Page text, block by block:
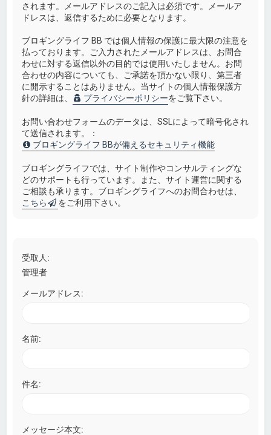
されます。メールアドレスのご記入は必須です。メールア
ドレスは、返信するために必要となります。
ブロギングライフ BB では個人情報の保護に最大限の注意を
払っております。ご入力されたメールアドレスは、お問合
わせに対する返信以外の目的では使用いたしません。お問
合わせの内容についても、ご承諾を頂かない限り、第三者
に開示することはありません。当サイトの個人情報保護方
針の詳細は、
プライバシーポリシーをご覧下さい。
お問い合わせフォームのデータは、SSLによって暗号化され
て送信されます。：
ブロギングライフ BBが備えるセキュリティ機能
ブロギングライフでは、サイト制作やコンサルティングな
どのサポートも行っています。また、サイト運営に関する
ご相談も承ります。ブロギングライフへのお問合わせは、
こちら
をご利用下さい。
受取人:
管理者
メールアドレス:
名前:
件名:
メッセージ本文: